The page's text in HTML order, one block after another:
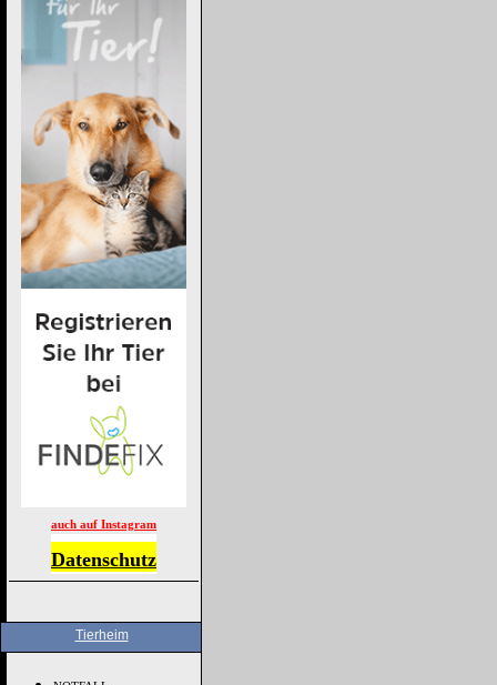
auch auf Instagram
Datenschutz
Tierheim